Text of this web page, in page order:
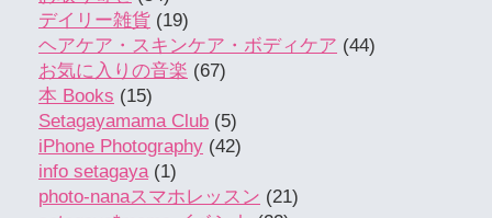
デイリー雑貨 (19)
ヘアケア・スキンケア・ボディケア (44)
お気に入りの音楽 (67)
本 Books (15)
Setagayamama Club (5)
iPhone Photography (42)
info setagaya (1)
photo-nanaスマホレッスン (21)